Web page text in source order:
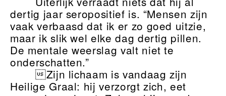
dertig jaar seropositief is. “Mensen zijn
vaak verbaasd dat ik er zo goed uitzie,
maar ik slik wel elke dag dertig pillen.
De mentale weerslag valt niet te
onderschatten.”
Zijn lichaam is vandaag zijn
Heilige Graal: hij verzorgt zich, eet